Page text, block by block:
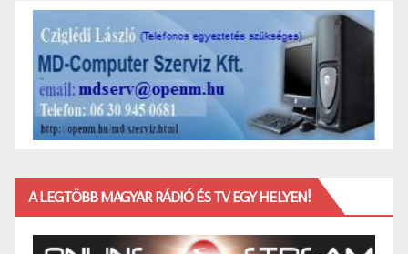
A LEGTÖBB MAGYAR RÁDIÓ ÉS TV EGY HELYEN!